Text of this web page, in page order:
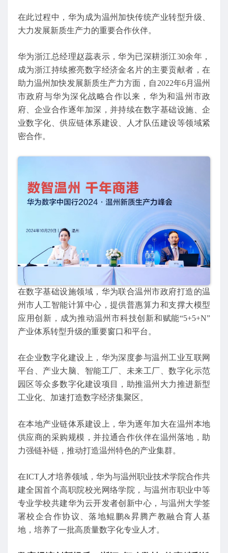
在此过程中，华为成为温州加快传统产业转型升级、
大力发展新质生产力的重要合作伙伴。
华为浙江总经理赵蕊表示，华为已深耕浙江30余年，
成为浙江持续擦亮数字经济金名片的主要贡献者，在
助力温州加快发展新质生产力方面，自2022年6月温州
市政府与华为深化战略合作以来，华为和温州市政
府、企业合作逐年加深，并持续在数字基础设施、企
业数字化、供应链体系建设、人才队伍建设等领域紧
密合作。
在数字基础设施领域，华为联合温州市政府打造的温
州市人工智能计算中心，提供普惠算力和支撑大模型
应用创新，成为推动温州市科技创新和赋能“5+5+N”
产业体系转型升级的重要窗口和平台。
在企业数字化建设上，华为深度参与温州工业互联网
平台、产业大脑、智能工厂、未来工厂、数字化示范
园区等众多数字化建设项目，助推温州大力推进新型
工业化、加速打造数字经济集聚区。
在本地产业链体系建设上，华为逐年加大在温州本地
供应商的采购规模，并拉通合作伙伴在温州落地，助
力强链补链，推动打造温州特色的产业集群。
在ICT人才培养领域，华为与温州职业技术学院合作共
建全国首个高职院校光网络学院，与温州市职业中等
专业学校共建华为云开发者创新中心，与温州大学签
署校企合作协议、落地鲲鹏&昇腾产教融合育人基
地，培养了一批高质量数字化专业人才。